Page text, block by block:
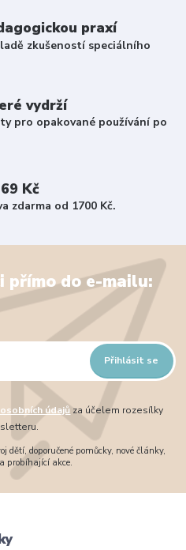
praxí
zkušeností speciálního
vydrží
pro opakované používání po
Kč
zdarma od 1700 Kč.
přímo do e-mailu:
Přihlásit se
údajůza účelem rozesílky
doporučené pomůcky, nové články,
probíhající akce.